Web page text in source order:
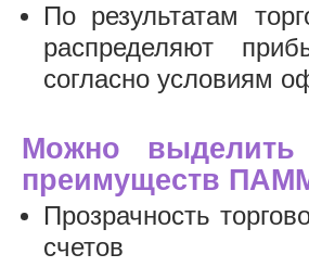
По результатам
распределяют
согласно условиям
Можно выделить
преимуществ
Прозрачность
счетов